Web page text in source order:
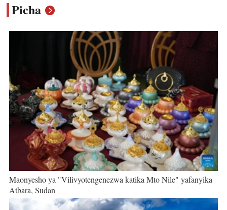
Picha
Maonyesho ya "Vilivyotengenezwa katika Mto Nile" yafanyika
Atbara, Sudan